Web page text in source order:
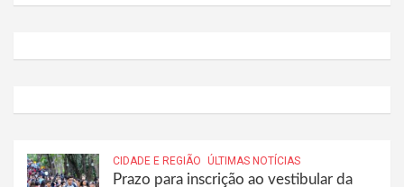
CIDADE E REGIÃO ÚLTIMAS NOTÍCIAS
Prazo para inscrição ao vestibular da